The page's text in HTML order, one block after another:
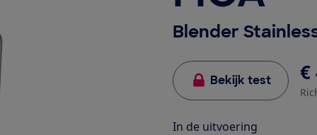
Blender
Bekijk test €
In de uitvoering